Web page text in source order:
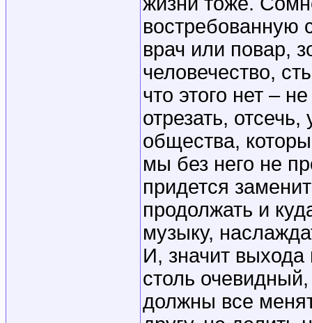
востребованную
врач или повар,
человечество,
что этого нет –
отрезать,
общества,
мы без него не
придется
продолжать и
музыку,
И, значит выхода
столь
должны все